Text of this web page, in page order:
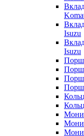
Isuzu
Isuzu